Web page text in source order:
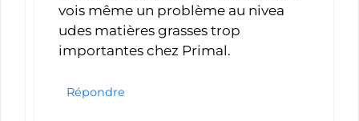
vois même un problème au nivea
udes matières grasses trop
importantes chez Primal.
Répondre